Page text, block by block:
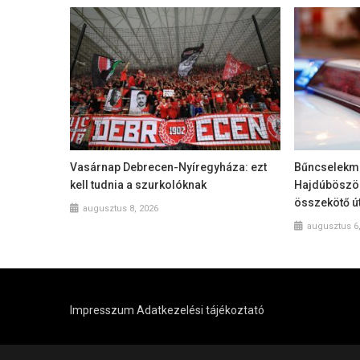
Vasárnap Debrecen-Nyíregyháza: ezt
kell tudnia a szurkolóknak
augusztus 8, 2026
összekötő
augusztus
Impresszum Adatkezelési tájékoztató